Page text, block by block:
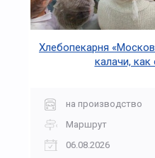
Хлебопекарня
калачи, как
на производство
Маршрут
06.08.2026